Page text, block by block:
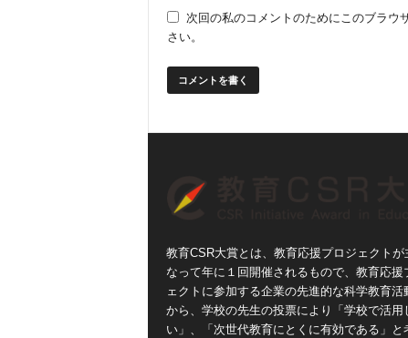
次回の私のコメントのためにこのブラウ
さい。
教育CSR大賞とは、教育応援プロジェクトが
なって年に１回開催されるもので、教育応援
ェクトに参加する企業の先進的な科学教育活
から、学校の先生の投票により「学校で活用
い」、「次世代教育にとくに有効である」と